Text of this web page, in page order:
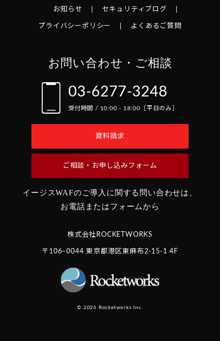
お知らせ セキュリティブログ
プライバシーポリシー よくあるご質問
お問い合わせ・ご相談
03-6277-3248
受付時間 / 10:00 - 18:00［平日のみ］
資料請求
ご相談・お申し込みフォーム
イージスWAFのご導入に関する問い合わせは、
お電話またはフォームから
株式会社ROCKETWORKS
〒106‒0044 東京都港区東麻布2-15-1 4F
© 2026 Rocketworks Inc.